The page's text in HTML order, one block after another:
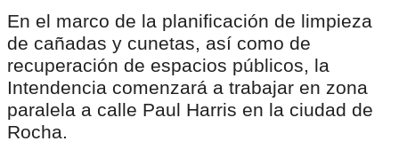
En el marco de la planificación de limpieza
de cañadas y cunetas, así como de
recuperación de espacios públicos, la
Intendencia comenzará a trabajar en zona
paralela a calle Paul Harris en la ciudad de
Rocha.